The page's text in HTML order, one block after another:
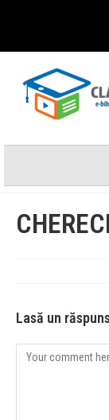
Lasă un